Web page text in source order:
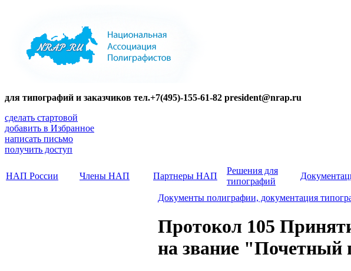
для типографий и заказчиков тел.+7(495)-155-61-82 president@nrap.ru
сделать стартовой
добавить в Избранное
написать письмо
получить доступ
НАП России Члены НАП Партнеры НАП
Решения для
типографий
Документы полиграфии, документация
Протокол 105
на звание "Почетный